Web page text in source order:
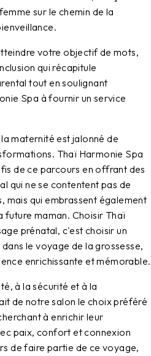
sur le chemin de la
votre objectif de mots,
qui récapitule
tout en soulignant
Spa à fournir un service
maternité est jalonné de
Thaï Harmonie Spa
de ce parcours en offrant des
qui ne se contentent pas de
mais qui embrassent également
maman. Choisir Thaï
prénatal, c'est choisir un
le voyage de la grossesse,
enrichissante et mémorable.
à la sécurité et à la
de notre salon le choix préféré
à enrichir leur
paix, confort et connexion
de faire partie de ce voyage,